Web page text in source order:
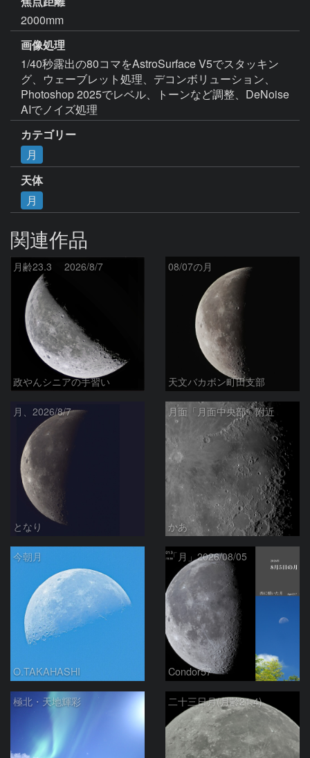
2000mm
画像処理
1/40秒露出の80コマをAstroSurface V5でスタッキン
グ、ウェーブレット処理、デコンボリューション、
Photoshop 2025でレベル、トーンなど調整、DeNoise
AIでノイズ処理
カテゴリー
月
天体
月
関連作品
月齢23.3 2026/8/7
政やんシニアの手習い
08/07の月
天文バカボン町田支部
月、2026/8/7
となり
月面「月面中央部」附近
かあ
今朝月
O.TAKAHASHI
「月」2026/08/05
Condor57
極北・天地輝彩 二十三日月(月齢21.4)